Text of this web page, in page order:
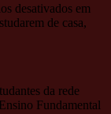
desativados em
de casa,
da rede
Fundamental